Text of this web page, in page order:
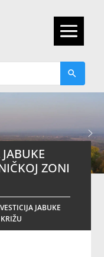
ZONI
JABUKE